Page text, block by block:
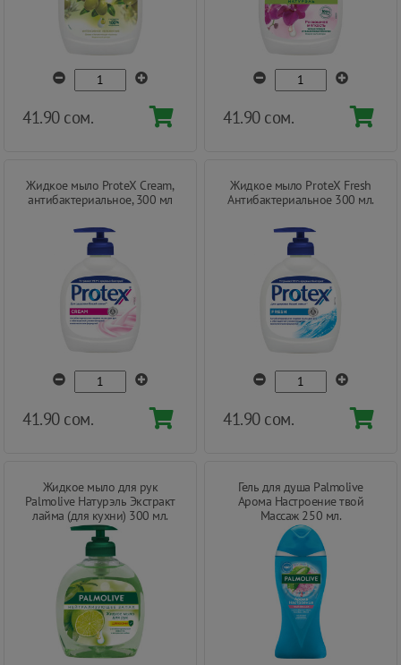
41.90 сом. 41.90 сом.
Жидкое мыло ProteX Cream,
антибактериальное, 300 мл
41.90 сом.
Жидкое мыло ProteX Fresh
Антибактериальное 300 мл.
41.90 сом.
Жидкое мыло для рук
Palmolive Натурэль Экстракт
лайма (для кухни) 300 мл.
Гель для душа Palmolive
Арома Настроение твой
Массаж 250 мл.